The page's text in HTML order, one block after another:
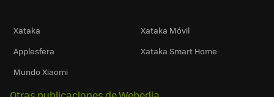
Xataka
Xataka Móvil
Applesfera
Xataka Smart Home
Mundo Xiaomi